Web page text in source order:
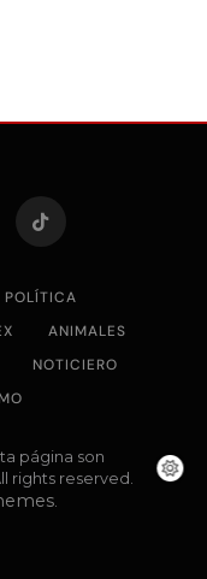
POLÍTICA
ANIMALES
NOTICIERO
página son
rights reserved.
.